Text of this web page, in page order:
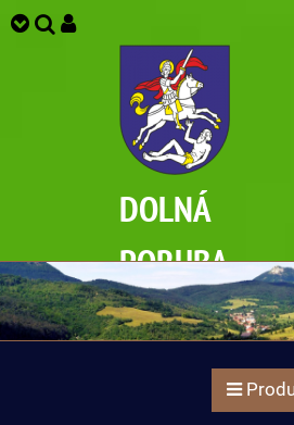
DOLNÁ
PORUBA